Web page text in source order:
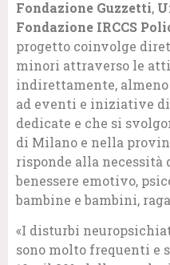
Fondazione Guzzetti,
Fondazione IRCCS
progetto coinvolge
minori attraverso le
indirettamente, almeno
ad eventi e iniziative
dedicate e che si
di Milano e nella
risponde alla necessità
benessere emotivo,
bambine e bambini,
«I disturbi
sono molto frequenti e